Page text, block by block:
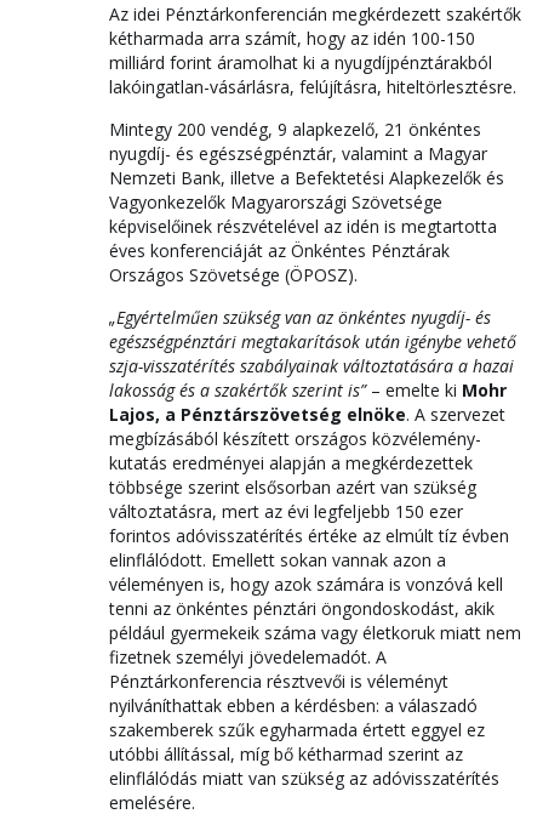
Az idei Pénztárkonferencián megkérdezett szakértők
kétharmada arra számít, hogy az idén 100-150
milliárd forint áramolhat ki a nyugdíjpénztárakból
lakóingatlan-vásárlásra, felújításra, hiteltörlesztésre.
Mintegy 200 vendég, 9 alapkezelő, 21 önkéntes
nyugdíj- és egészségpénztár, valamint a Magyar
Nemzeti Bank, illetve a Befektetési Alapkezelők és
Vagyonkezelők Magyarországi Szövetsége
képviselőinek részvételével az idén is megtartotta
éves konferenciáját az Önkéntes Pénztárak
Országos Szövetsége (ÖPOSZ).
„Egyértelműen szükség van az önkéntes nyugdíj- és
egészségpénztári megtakarítások után igénybe vehető
szja-visszatérítés szabályainak változtatására a hazai
lakosság és a szakértők szerint is”– emelte ki Mohr
Lajos, a Pénztárszövetség elnöke. A szervezet
megbízásából készített országos közvélemény-
kutatás eredményei alapján a megkérdezettek
többsége szerint elsősorban azért van szükség
változtatásra, mert az évi legfeljebb 150 ezer
forintos adóvisszatérítés értéke az elmúlt tíz évben
elinflálódott. Emellett sokan vannak azon a
véleményen is, hogy azok számára is vonzóvá kell
tenni az önkéntes pénztári öngondoskodást, akik
például gyermekeik száma vagy életkoruk miatt nem
fizetnek személyi jövedelemadót. A
Pénztárkonferencia résztvevői is véleményt
nyilváníthattak ebben a kérdésben: a válaszadó
szakemberek szűk egyharmada értett eggyel ez
utóbbi állítással, míg bő kétharmad szerint az
elinflálódás miatt van szükség az adóvisszatérítés
emelésére.